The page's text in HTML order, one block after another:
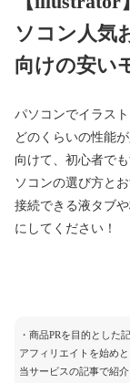
ソコン人気
向けの安い
パソコンでイラス
どのくらいの性能
向けて、初心者で
ソコンの選び方と
接続できる液タブ
にしてください！
・商品PRを目的とした
アフィリエイトを始め
当サービスの記事で紹